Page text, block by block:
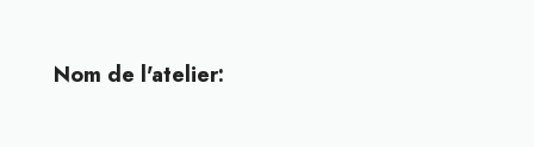
Nom de l'atelier: